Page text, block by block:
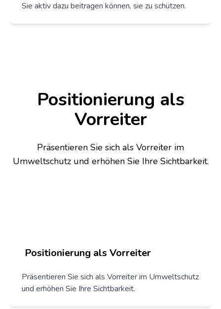
Sie aktiv dazu beitragen können, sie zu schützen.
Positionierung als
Vorreiter
Präsentieren Sie sich als Vorreiter im
Umweltschutz und erhöhen Sie Ihre Sichtbarkeit.
Positionierung als Vorreiter
Präsentieren Sie sich als Vorreiter im Umweltschutz
und erhöhen Sie Ihre Sichtbarkeit.